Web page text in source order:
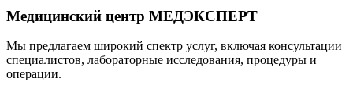
Медицинский центр МЕДЭКСПЕРТ
Мы предлагаем широкий спектр услуг, включая консультации
специалистов, лабораторные исследования, процедуры и
операции.